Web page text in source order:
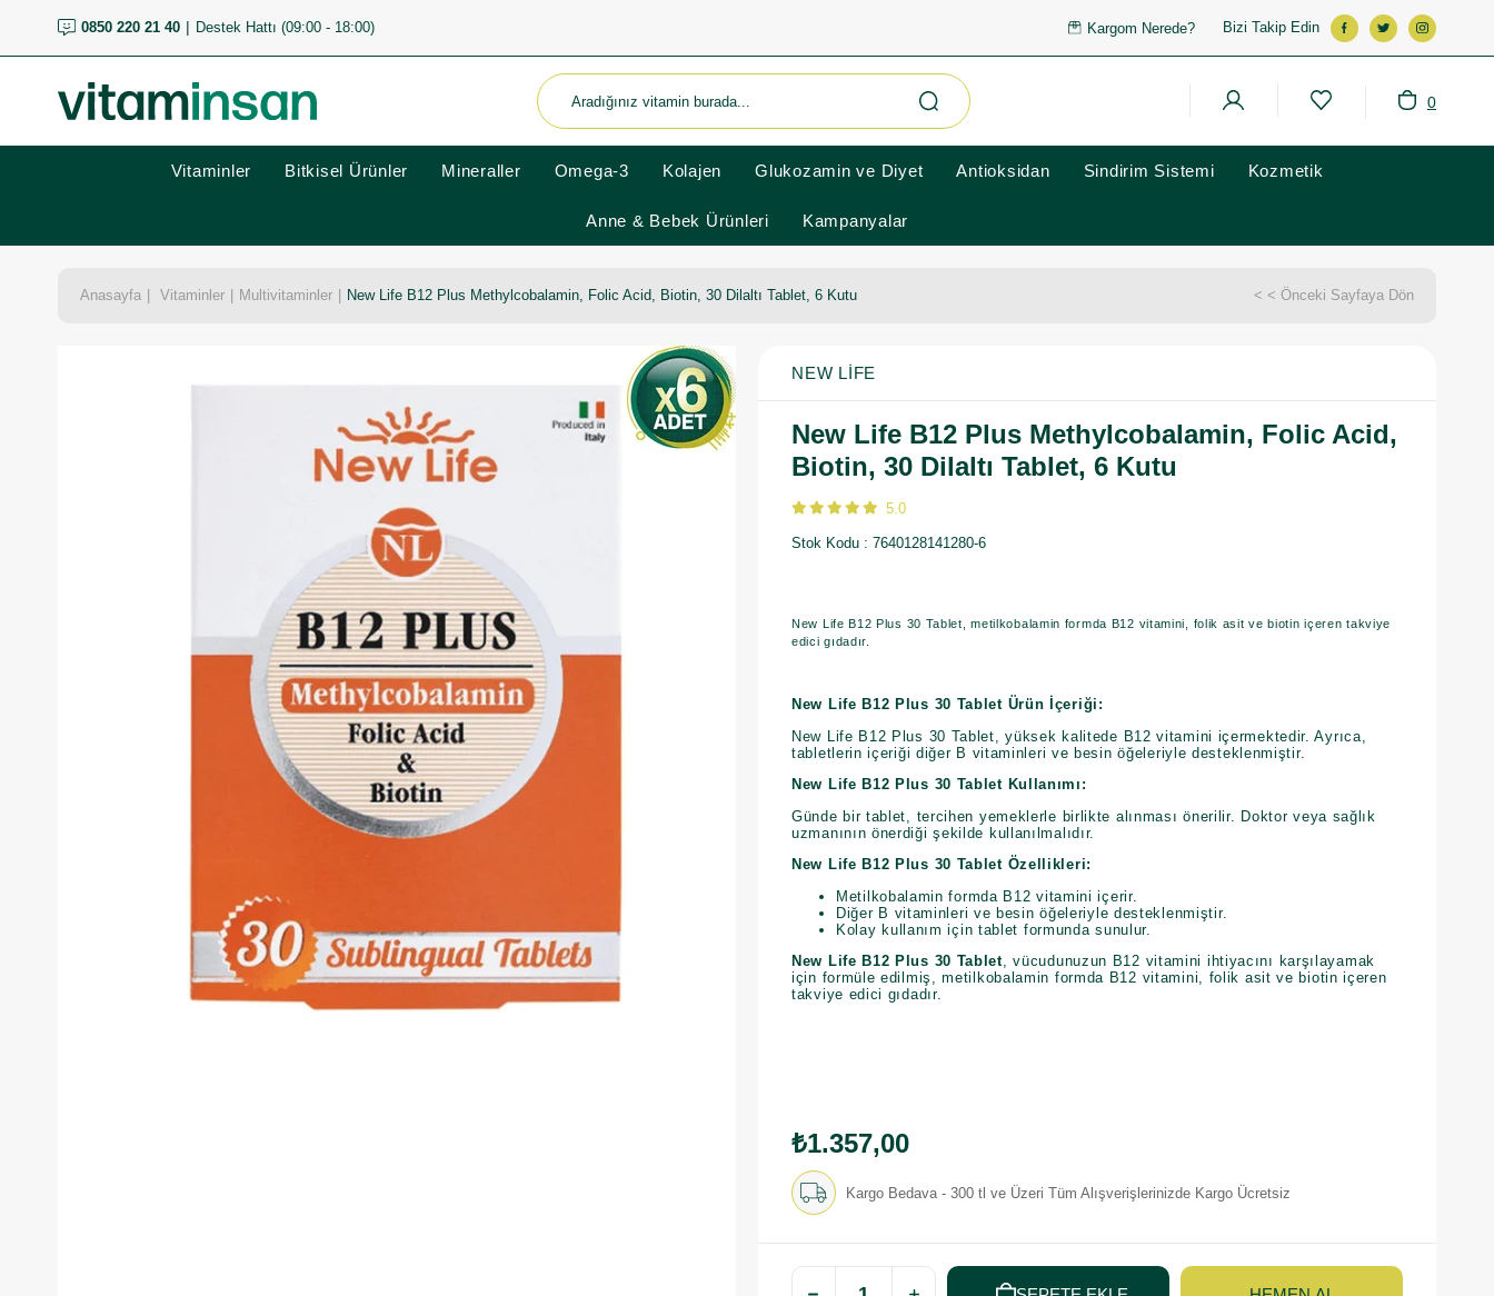
0850 220 21 40 Destek Hattı (09:00 - 18:00) Kargom Nerede? Bizi Takip Edin
0
Vitaminler Bitkisel Ürünler Mineraller Omega-3 Kolajen Glukozamin ve Diyet Antioksidan Sindirim Sistemi Kozmetik
Anne & Bebek Ürünleri Kampanyalar
Anasayfa Vitaminler Multivitaminler New Life B12 Plus Methylcobalamin, Folic Acid, Biotin, 30 Dilaltı Tablet, 6 Kutu < < Önceki Sayfaya Dön
NEW LIFE
New Life B12 Plus Methylcobalamin, Folic Acid,
Biotin, 30 Dilaltı Tablet, 6 Kutu
5.0
Stok Kodu 7640128141280-6
New Life B12 Plus 30 Tablet, metilkobalamin formda B12 vitamini, folik asit ve biotin içeren takviye
edici gıdadır.
New Life B12 Plus 30 Tablet Ürün İçeriği:
New Life B12 Plus 30 Tablet, yüksek kalitede B12 vitamini içermektedir. Ayrıca,
tabletlerin içeriği diğer B vitaminleri ve besin öğeleriyle desteklenmiştir.
New Life B12 Plus 30 Tablet Kullanımı:
Günde bir tablet, tercihen yemeklerle birlikte alınması önerilir. Doktor veya sağlık
uzmanının önerdiği şekilde kullanılmalıdır.
New Life B12 Plus 30 Tablet Özellikleri:
Metilkobalamin formda B12 vitamini içerir.
Diğer B vitaminleri ve besin öğeleriyle desteklenmiştir.
Kolay kullanım için tablet formunda sunulur.
New Life B12 Plus 30 Tablet, vücudunuzun B12 vitamini ihtiyacını karşılayamak
için formüle edilmiş, metilkobalamin formda B12 vitamini, folik asit ve biotin içeren
takviye edici gıdadır.
₺1.357,00
Kargo Bedava - 300 tl ve Üzeri Tüm Alışverişlerinizde Kargo Ücretsiz